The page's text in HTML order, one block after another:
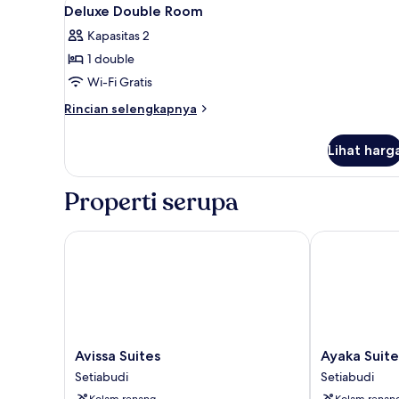
semua
foto
untuk
Deluxe
Double
9
Deluxe Double Room
Kapasitas 2
1 double
Wi-Fi Gratis
Rincian selengkapnya
Rincian
Deluxe
Room
Lihat
Properti serupa
Avissa
Suites
Setiabudi
Avissa Suites
Setiabudi
Avissa Suites
Ayaka
Suites
Setiabudi
Ayaka
Setiabudi
Ayaka Suites